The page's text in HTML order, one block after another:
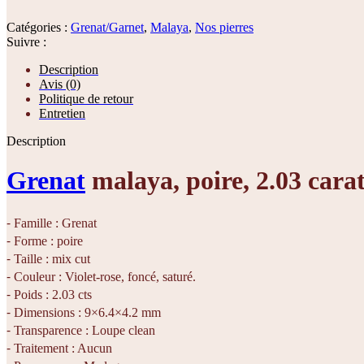
Catégories : Grenat/Garnet, Malaya, Nos pierres
Suivre :
Description
Avis (0)
Politique de retour
Entretien
Description
Grenat malaya, poire, 2.03
⁃ Famille : Grenat
⁃ Forme : poire
⁃ Taille : mix cut
⁃ Couleur : Violet-rose, foncé, saturé.
⁃ Poids : 2.03 cts
⁃ Dimensions : 9×6.4×4.2 mm
⁃ Transparence : Loupe clean
⁃ Traitement : Aucun